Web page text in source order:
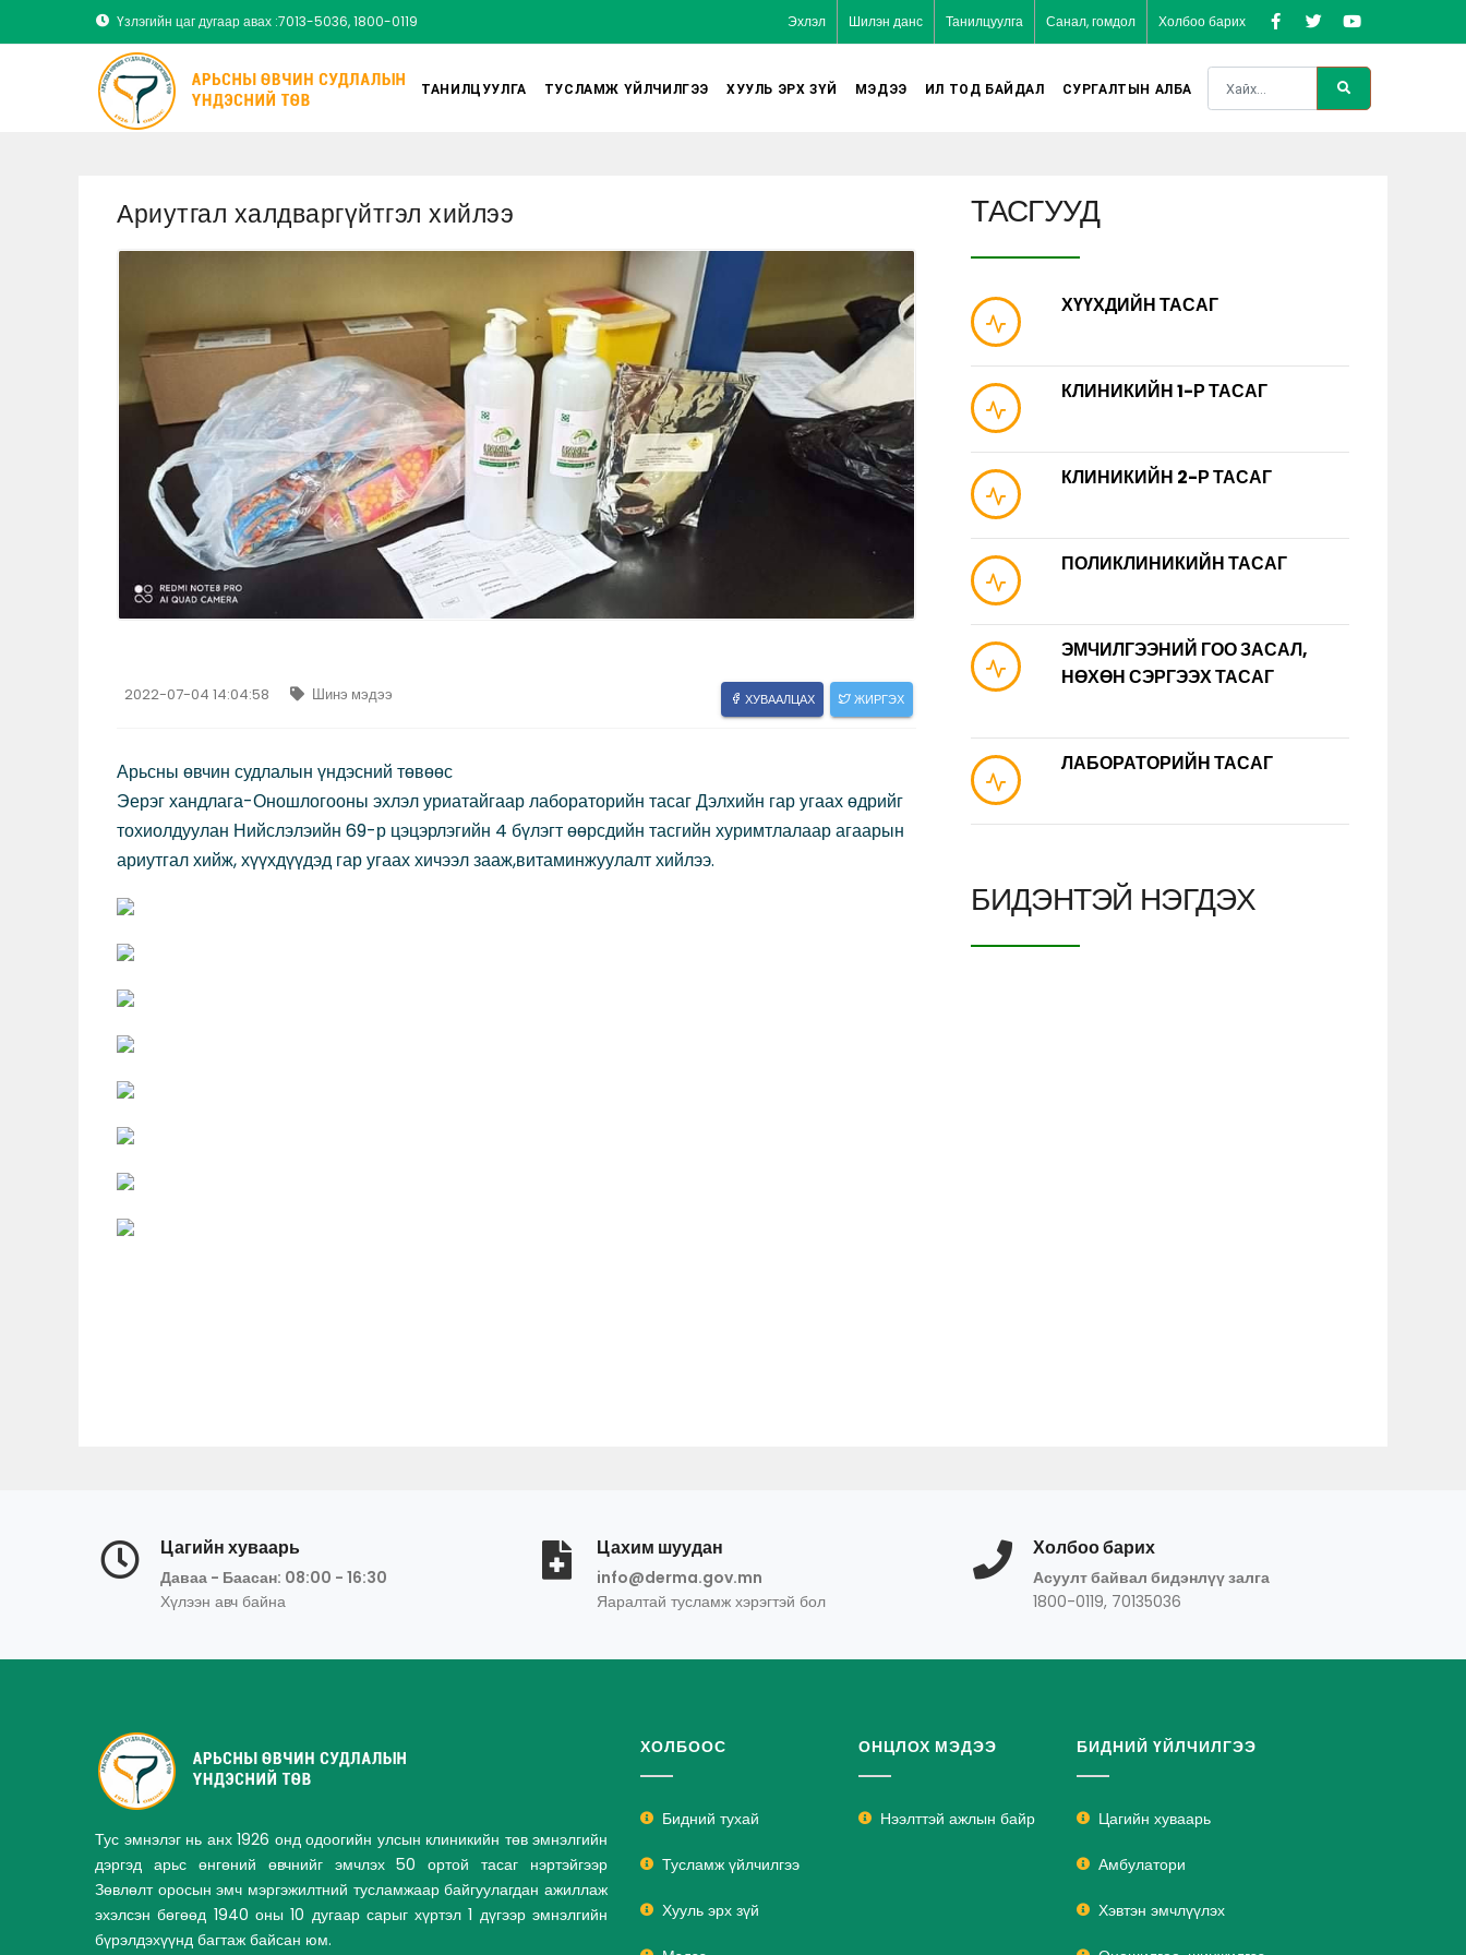
Үзлэгийн цаг дугаар авах :7013-5036, 1800-0119 Эхлэл Шилэн данс Танилцуулга Санал, гомдол Холбоо барих
ТАНИЛЦУУЛГА ТУСЛАМЖ ҮЙЛЧИЛГЭЭ ХУУЛЬ ЭРХ ЗҮЙ МЭДЭЭ ИЛ ТОД БАЙДАЛ СУРГАЛТЫН АЛБА
Ариутгал халдваргүйтгэл хийлээ
2022-07-04 14:04:58 Шинэ мэдээ ХУВААЛЦАХ ЖИРГЭХ
Арьсны өвчин судлалын үндэсний төвөөс
Эерэг хандлага-Оношлогооны эхлэл уриатайгаар лабораторийн тасаг Дэлхийн гар угаах өдрийг
тохиолдуулан Нийслэлэийн 69-р цэцэрлэгийн 4 бүлэгт өөрсдийн тасгийн хуримтлалаар агаарын
ариутгал хийж, хүүхдүүдэд гар угаах хичээл зааж,витаминжуулалт хийлээ.
ТАСГУУД
ХҮҮХДИЙН ТАСАГ
КЛИНИКИЙН 1-Р ТАСАГ
КЛИНИКИЙН 2-Р ТАСАГ
ПОЛИКЛИНИКИЙН ТАСАГ
ЭМЧИЛГЭЭНИЙ ГОО ЗАСАЛ,
НӨХӨН СЭРГЭЭХ ТАСАГ
ЛАБОРАТОРИЙН ТАСАГ
БИДЭНТЭЙ НЭГДЭХ
Цагийн хуваарь
Даваа - Баасан: 08:00 - 16:30
Хүлээн авч байна
Цахим шуудан
info@derma.gov.mn
Яаралтай тусламж хэрэгтэй бол
Холбоо барих
Асуулт байвал бидэнлүү залга
1800-0119, 70135036
Тус эмнэлэг нь анх 1926 онд одоогийн улсын клиникийн төв эмнэлгийн
дэргэд арьс өнгөний өвчнийг эмчлэх 50 ортой тасаг нэртэйгээр
Зөвлөлт оросын эмч мэргэжилтний тусламжаар байгуулагдан ажиллаж
эхэлсэн бөгөөд 1940 оны 10 дугаар сарыг хүртэл 1 дүгээр эмнэлгийн
бүрэлдэхүүнд багтаж байсан юм.
ХОЛБООС
Бидний тухай
Тусламж үйлчилгээ
Хууль эрх зүй
ОНЦЛОХ МЭДЭЭ
Нээлттэй ажлын байр
БИДНИЙ ҮЙЛЧИЛГЭЭ
Цагийн хуваарь
Амбулатори
Хэвтэн эмчлүүлэх